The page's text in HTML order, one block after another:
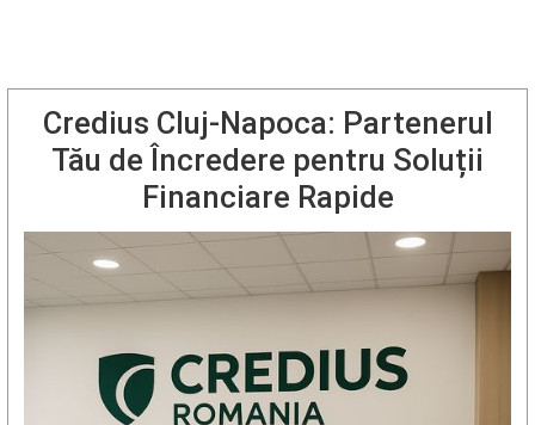
Credius Cluj-Napoca: Partenerul
Tău de Încredere pentru Soluții
Financiare Rapide